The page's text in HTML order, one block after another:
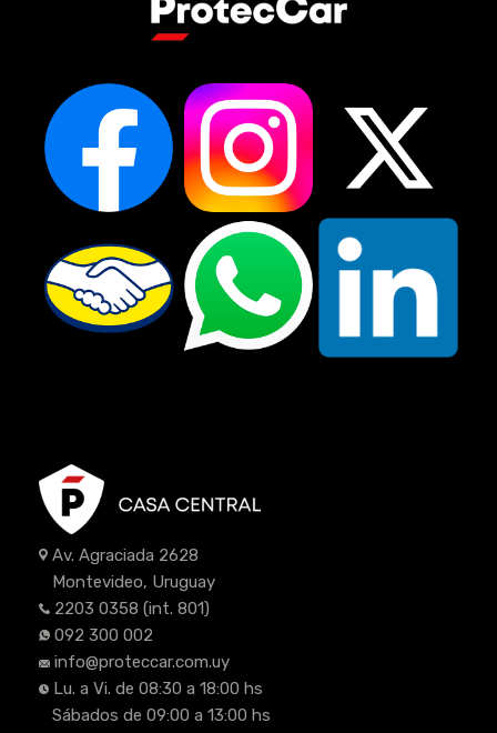
Av. Agraciada 2628
Montevideo, Uruguay
2203 0358 (int. 801)
092 300 002
info@proteccar.com.uy
Lu. a Vi. de 08:30 a 18:00 hs
Sábados de 09:00 a 13:00 hs